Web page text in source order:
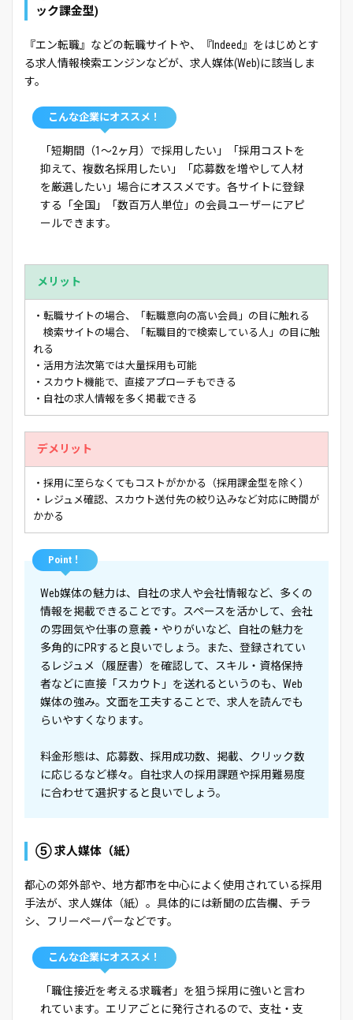
ック課金型)
『エン転職』などの転職サイトや、『Indeed』をはじめとす
る求人情報検索エンジンなどが、求人媒体(Web)に該当しま
す。
こんな企業にオススメ！
「短期間（1～2ヶ月）で採用したい」「採用コストを
抑えて、複数名採用したい」「応募数を増やして人材
を厳選したい」場合にオススメです。各サイトに登録
する「全国」「数百万人単位」の会員ユーザーにアピ
ールできます。
メリット
・転職サイトの場合、「転職意向の高い会員」の目に触れる
検索サイトの場合、「転職目的で検索している人」の目に触
れる
・活用方法次第では大量採用も可能
・スカウト機能で、直接アプローチもできる
・自社の求人情報を多く掲載できる
デメリット
・採用に至らなくてもコストがかかる（採用課金型を除く）
・レジュメ確認、スカウト送付先の絞り込みなど対応に時間が
かかる
Point！
Web媒体の魅力は、自社の求人や会社情報など、多くの
情報を掲載できることです。スペースを活かして、会社
の雰囲気や仕事の意義・やりがいなど、自社の魅力を
多角的にPRすると良いでしょう。また、登録されてい
るレジュメ（履歴書）を確認して、スキル・資格保持
者などに直接「スカウト」を送れるというのも、Web
媒体の強み。文面を工夫することで、求人を読んでも
らいやすくなります。
料金形態は、応募数、採用成功数、掲載、クリック数
に応じるなど様々。自社求人の採用課題や採用難易度
に合わせて選択すると良いでしょう。
⑤ 求人媒体（紙）
都心の郊外部や、地方都市を中心によく使用されている採用
手法が、求人媒体（紙）。具体的には新聞の広告欄、チラ
シ、フリーペーパーなどです。
こんな企業にオススメ！
「職住接近を考える求職者」を狙う採用に強いと言わ
れています。エリアごとに発行されるので、支社・支